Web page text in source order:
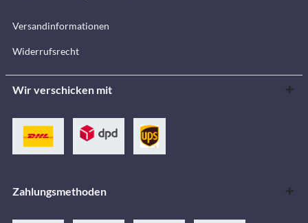
Versandinformationen
Widerrufsrecht
Wir verschicken mit
Zahlungsmethoden